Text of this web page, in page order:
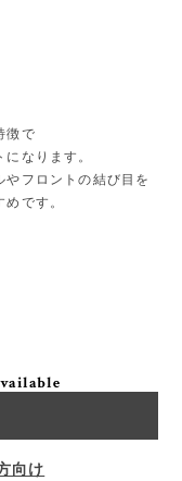
徴で
なります。
フロントの結び目を
です。
向け